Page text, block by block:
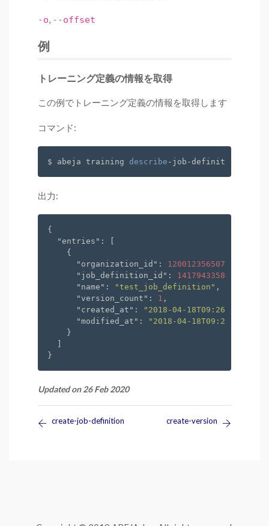
-o, --offset
例
トレーニング定義の情報を取得
この例でトレーニング定義の情報を取得します
コマンド:
$ abeja training describe
出力:
{
"entries" : [
    {
"organization_id" : 1200123565071
"job_definition_id" : 1417943358413
"name" : "test_job_definition" ,
"version_count" : 1 ,
"created_at" : "2018-04-18T09:26:21.107Z"
"modified_at" :
"2018-04-
    }
Updated on 26 Feb 2020
create-job-definition create-version